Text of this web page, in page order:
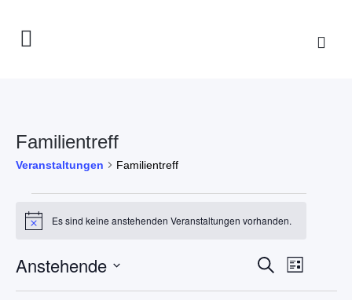
Familientreff
Veranstaltungen Familientreff
HinweisEs sind keine anstehenden Veranstaltungen vorhanden.
Suche
Liste
Anstehende